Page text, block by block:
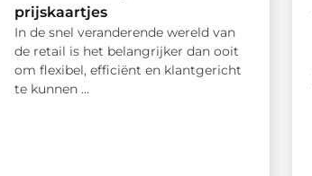
prijskaartjes
In de snel veranderende wereld van
de retail is het belangrijker dan ooit
om flexibel, efficiënt en klantgericht
te kunnen ...